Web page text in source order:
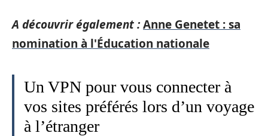
A découvrir également :Anne Genetet : sa
nomination à l'Éducation nationale
Un VPN pour vous connecter à
vos sites préférés lors d’un voyage
à l’étranger